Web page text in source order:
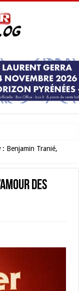
au bord de la Garonne
Benjamin Tranié,
des